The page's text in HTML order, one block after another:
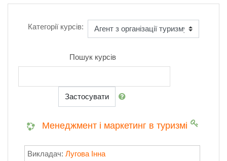
Категорії курсів:
Пошук курсів
Застосувати
Менеджмент і маркетинг в туризмі
Викладач: Лугова Інна